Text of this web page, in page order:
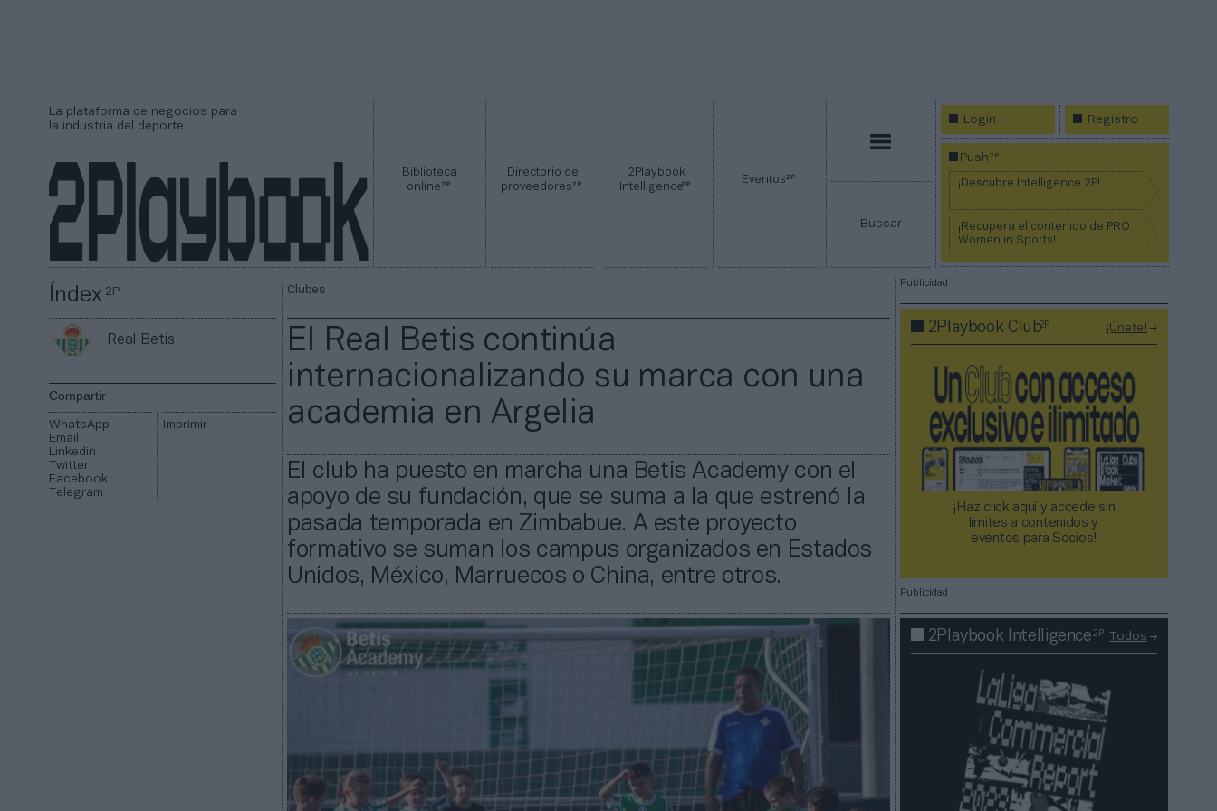
La plataforma de negocios para
la industria del deporte
Biblioteca
online2P
Directorio de
proveedores2P
2Playbook
Intelligence2P Eventos2P
Buscar
Login Registro
Push2P
¡Descubre Intelligence 2P!
¡Recupera el contenido de PRO
Women in Sports!
Índex2P
Real Betis
Compartir
WhatsApp
Email
Linkedin
Twitter
Facebook
Telegram
Imprimir
Clubes
El Real Betis continúa
internacionalizando su marca con una
academia en Argelia
El club ha puesto en marcha una Betis Academy con el
apoyo de su fundación, que se suma a la que estrenó la
pasada temporada en Zimbabue. A este proyecto
formativo se suman los campus organizados en Estados
Unidos, México, Marruecos o China, entre otros.
Publicidad
2Playbook Club2P ¡Únete!
¡Haz click aquí y accede sin
límites a contenidos y
eventos para Socios!​​​​​​​
Publicidad
2Playbook Intelligence2P Todos